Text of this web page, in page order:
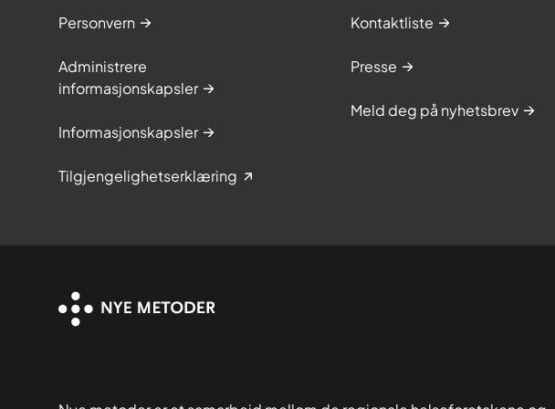
Personvern
Administrere
informasjonskapsler
Informasjonskapsler
Tilgjengelighetserklæring
Kontaktliste
Presse
Meld deg på nyhetsbrev